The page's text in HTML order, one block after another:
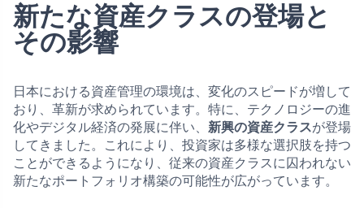
新たな資産クラスの登場と
その影響
日本における資産管理の環境は、変化のスピードが増して
おり、革新が求められています。特に、テクノロジーの進
化やデジタル経済の発展に伴い、 新興の資産クラスが登場
してきました。これにより、投資家は多様な選択肢を持つ
ことができるようになり、従来の資産クラスに囚われない
新たなポートフォリオ構築の可能性が広がっています。